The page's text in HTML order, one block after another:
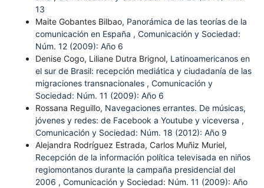
13
Maite Gobantes Bilbao, Panorámica de las teorías de la
comunicación en España , Comunicación y Sociedad:
Núm. 12 (2009): Año 6
Denise Cogo, Liliane Dutra Brignol, Latinoamericanos en
el sur de Brasil: recepción mediática y ciudadanía de las
migraciones transnacionales , Comunicación y
Sociedad: Núm. 11 (2009): Año 6
Rossana Reguillo, Navegaciones errantes. De músicas,
jóvenes y redes: de Facebook a Youtube y viceversa ,
Comunicación y Sociedad: Núm. 18 (2012): Año 9
Alejandra Rodríguez Estrada, Carlos Muñiz Muriel,
Recepción de la información política televisada en niños
regiomontanos durante la campaña presidencial del
2006 , Comunicación y Sociedad: Núm. 11 (2009): Año